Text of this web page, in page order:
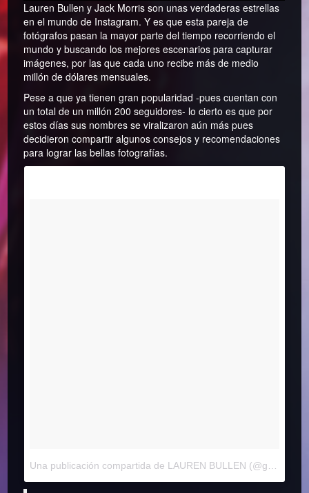
Lauren Bullen y Jack Morris son unas verdaderas estrellas
en el mundo de Instagram. Y es que esta pareja de
fotógrafos pasan la mayor parte del tiempo recorriendo el
mundo y buscando los mejores escenarios para capturar
imágenes, por las que cada uno recibe más de medio
millón de dólares mensuales.
Pese a que ya tienen gran popularidad -pues cuentan con
un total de un millón 200 seguidores- lo cierto es que por
estos días sus nombres se viralizaron aún más pues
decidieron compartir algunos consejos y recomendaciones
para lograr las bellas fotografías.